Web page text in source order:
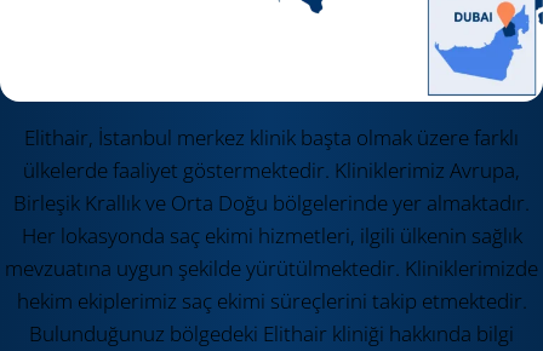
Elithair, İstanbul merkez klinik başta olmak üzere farklı
ülkelerde faaliyet göstermektedir. Kliniklerimiz Avrupa,
Birleşik Krallık ve Orta Doğu bölgelerinde yer almaktadır.
Her lokasyonda saç ekimi hizmetleri, ilgili ülkenin sağlık
mevzuatına uygun şekilde yürütülmektedir. Kliniklerimizde
hekim ekiplerimiz saç ekimi süreçlerini takip etmektedir.
Bulunduğunuz bölgedeki Elithair kliniği hakkında bilgi